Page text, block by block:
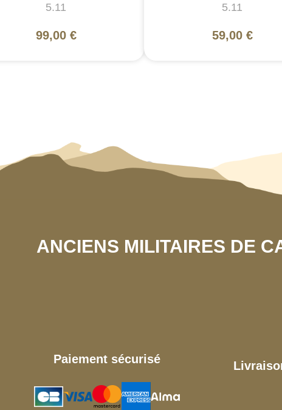
5.11
99,00 €
5.11
59,00 €
ANCIENS MILITAIRES DE
Paiement sécurisé